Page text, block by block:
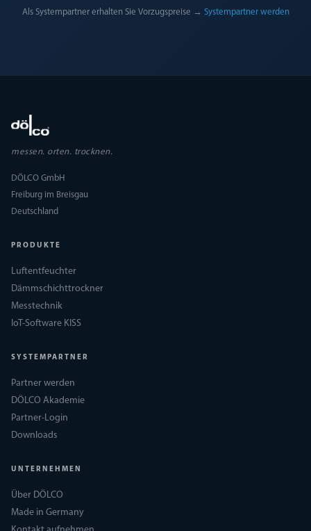
Als Systempartner erhalten Sie Vorzugspreise → Systempartner werden
messen. orten. trocknen.
DÖLCO GmbH
Freiburg im Breisgau
Deutschland
PRODUKTE
Luftentfeuchter
Dämmschichttrockner
Messtechnik
IoT-Software KISS
SYSTEMPARTNER
Partner werden
DÖLCO Akademie
Partner-Login
Downloads
UNTERNEHMEN
Über DÖLCO
Made in Germany